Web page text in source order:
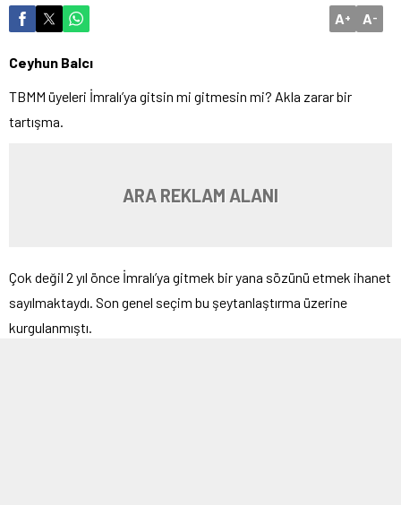
A+ A-
Ceyhun Balcı
TBMM üyeleri İmralı’ya gitsin mi gitmesin mi? Akla zarar bir
tartışma.
ARA REKLAM ALANI
Çok değil 2 yıl önce İmralı’ya gitmek bir yana sözünü etmek ihanet
sayılmaktaydı. Son genel seçim bu şeytanlaştırma üzerine
kurgulanmıştı.